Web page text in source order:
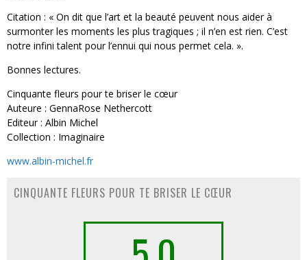
Citation : « On dit que l’art et la beauté peuvent nous aider à
surmonter les moments les plus tragiques ; il n’en est rien. C’est
notre infini talent pour l’ennui qui nous permet cela. ».
Bonnes lectures.
Cinquante fleurs pour te briser le cœur
Auteure : GennaRose Nethercott
Editeur : Albin Michel
Collection : Imaginaire
www.albin-michel.fr
CINQUANTE FLEURS POUR TE BRISER LE CŒUR